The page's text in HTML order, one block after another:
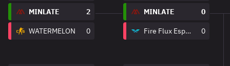
MINLATE
2
WATERMELON 0
MINLATE
0
Fire Flux Esports 0